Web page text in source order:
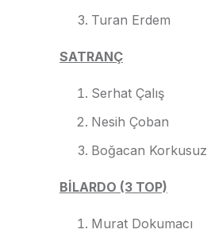
Turan Erdem
SATRANÇ
Serhat Çalış
Nesih Çoban
Boğacan Korkusuz
BİLARDO (3 TOP)
Murat Dokumacı